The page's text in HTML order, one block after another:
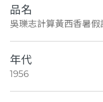
品名
吳瓅志計算黃西香暑
年代
1956